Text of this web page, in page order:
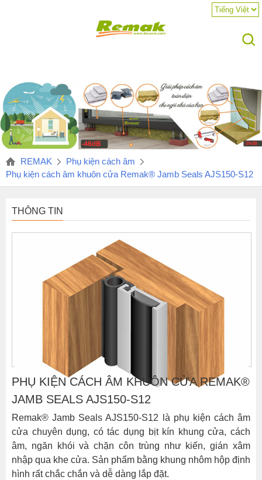
REMAK
Phụ kiện cách âm
Phụ kiện cách âm khuôn cửa Remak® Jamb Seals AJS150-S12
THÔNG TIN
PHỤ KIỆN CÁCH ÂM KHUÔN CỬA REMAK®
JAMB SEALS AJS150-S12
Remak® Jamb Seals AJS150-S12 là phụ kiện cách âm
cửa chuyên dụng, có tác dụng bịt kín khung cửa, cách
âm, ngăn khói và chặn côn trùng như kiến, gián xâm
nhập qua khe cửa. Sản phẩm bằng khung nhôm hộp định
hình rất chắc chắn và dễ dàng lắp đặt.